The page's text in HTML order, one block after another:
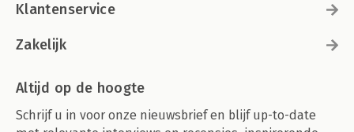
Klantenservice
Zakelijk
Altijd op de hoogte
Schrijf u in voor onze nieuwsbrief en blijf up-to-date